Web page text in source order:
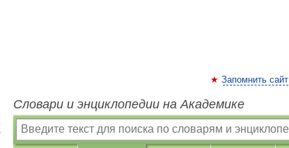
Запомнить сайт
Словари и энциклопедии на Академике